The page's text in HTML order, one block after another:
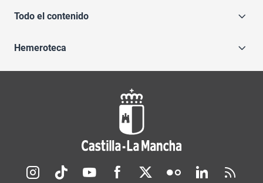
Todo el contenido
Hemeroteca
Redes sociales JCCM